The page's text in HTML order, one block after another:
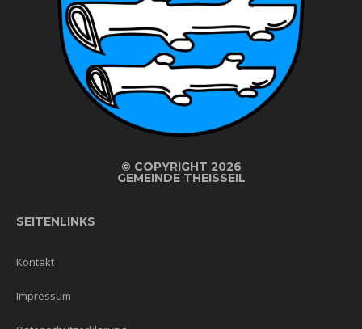
© COPYRIGHT 2026
GEMEINDE THEISSEIL
SEITENLINKS
Kontakt
Impressum